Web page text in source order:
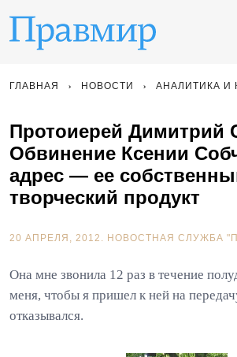
ГЛАВНАЯ НОВОСТИ АНАЛИТИКА И
Протоиерей Димитрий
Обвинение Ксении
адрес — ее
творческий продукт
20 АПРЕЛЯ, 2012. НОВОСТНАЯ СЛУЖБА
Она мне звонила 12 раз в течение
меня, чтобы я пришел к ней на
отказывался.